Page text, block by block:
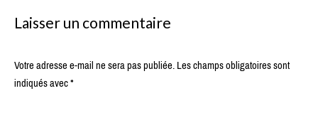
Laisser un commentaire
Votre adresse e-mail ne sera pas publiée.Les champs obligatoires sont
indiqués avec*